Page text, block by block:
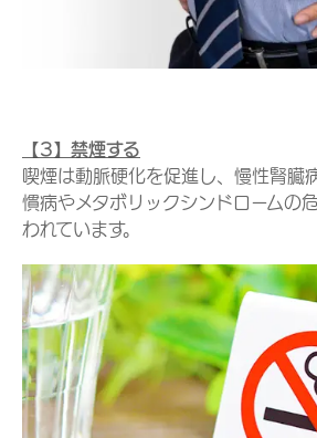
【3】禁煙する
喫煙は動脈硬化を促進し、慢性腎臓
慣病やメタボリックシンドロームの
われています。